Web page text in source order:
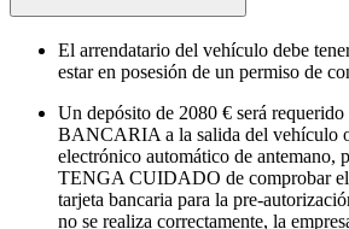
El arrendatario del vehículo debe
estar en posesión de un permiso de
Un depósito de 2080 € será
BANCARIA a la salida del vehículo
electrónico automático de antemano,
TENGA CUIDADO de comprobar
tarjeta bancaria para la pre-
no se realiza correctamente, la